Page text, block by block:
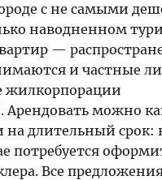
с не самыми
наводненном
—
и частные
жилкорпорации
Арендовать можно
на длительный срок:
потребуется
Все